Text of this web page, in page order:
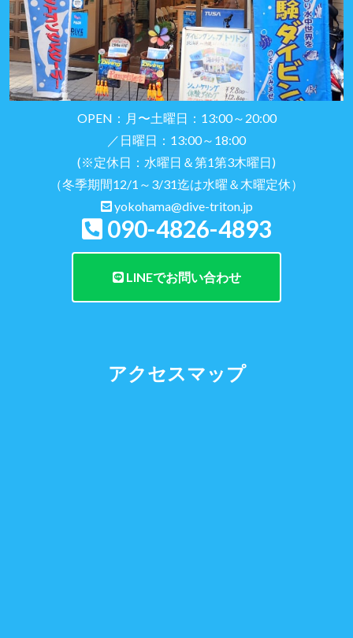
OPEN：月〜土曜日：13:00～20:00
／日曜日：13:00～18:00
(※定休日：水曜日＆第1第3木曜日)
（冬季期間12/1～3/31迄は水曜＆木曜定休）
yokohama@dive-triton.jp
090-4826-4893
LINEでお問い合わせ
アクセスマップ